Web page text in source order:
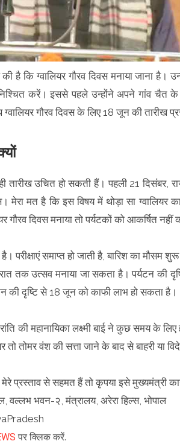
है कि ग्वालियर गौरव दिवस मनाया जाना है।
करें। इससे पहले उन्होंने अपने गांव चैत के
ग्वालियर गौरव दिवस के लिए 18 जून की तारीख
तारीख उचित हो सकती हैं। पहली 21 दिसंबर,
मेरा मत है कि इस विषय में थोड़ा सा ग्वालियर का
दिवस मनाया तो पर्यटकों को आकर्षित नहीं
समाप्त हो जाती है, बारिश का मौसम शुरू
तक उत्सव मनाया जा सकता है। पर्यटन की
की दृष्टि से 18 जून को काफी लाभ हो सकता है।
की महानायिका लक्ष्मी बाई ने कुछ समय के लिए
तोमर वंश की सत्ता जाने के बाद से बाहरी या
प्रस्ताव से सहमत हैं तो कृपया इसे मुख्यमंत्री
वल्लभ भवन-२, मंत्रालय, अरेरा हिल्स, भोपाल
पर क्लिक करें.